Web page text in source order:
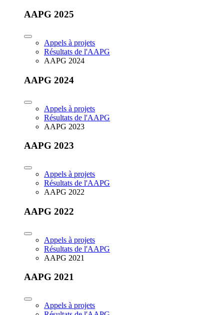
AAPG 2025
Appels à projets
Résultats de l'AAPG
AAPG 2024
AAPG 2024
Appels à projets
Résultats de l'AAPG
AAPG 2023
AAPG 2023
Appels à projets
Résultats de l'AAPG
AAPG 2022
AAPG 2022
Appels à projets
Résultats de l'AAPG
AAPG 2021
AAPG 2021
Appels à projets